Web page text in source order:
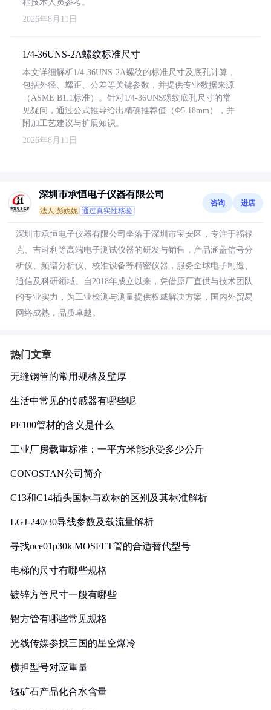
程技术人员参考。
2026年8月11日
1/4-36UNS-2A螺纹标准尺寸
本文详细解析1/4-36UNS-2A螺纹的标准尺寸及底孔计算，
包括外径、螺距、公差等关键参数，并提供专业数据来源
（ASME B1.1标准）。针对1/4-36UNS螺纹底孔尺寸的常
见疑问，通过公式推导给出精确推荐值（Φ5.18mm），并
附加工艺建议与扩展知识。
2026年8月11日
深圳市承恒电子仪器有限公司
法人:彭妮妮 通过真实性核验
咨询 进店
深圳市承恒电子仪器有限公司坐落于深圳市宝安区，专注于福禄
克、吉时利等高端电子测试仪器的研发与销售，产品涵盖信号分
析仪、频谱分析仪、校准设备等精密仪器，服务全球电子制造、
通信及科研领域。自2018年成立以来，凭借原厂直供与技术团队
的专业实力，为工业检测与测量提供权威解决方案，国内外贸易
网络成熟，品质卓越。
热门文章
无缝钢管的常用规格及壁厚
生活中常见的传感器有哪些呢
PE100管材的含义是什么
工业厂房载重标准：一平方米能承受多少公斤
CONOSTAN公司简介
C13和C14插头国标与欧标的区别及其标准解析
LGJ-240/30导线参数及载流量解析
寻找nce01p30k MOSFET管的合适替代型号
电梯的尺寸有哪些规格
镀锌方管尺寸一般有哪些
铝方管有哪些常见规格
光线传媒参投三国的星空爆冷
横担型号对应重量
锰矿石产品化合水含量